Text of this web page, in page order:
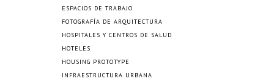
ESPACIOS DE TRABAJO
FOTOGRAFÍA DE ARQUITECTURA
HOSPITALES Y CENTROS DE SALUD
HOTELES
HOUSING PROTOTYPE
INFRAESTRUCTURA URBANA